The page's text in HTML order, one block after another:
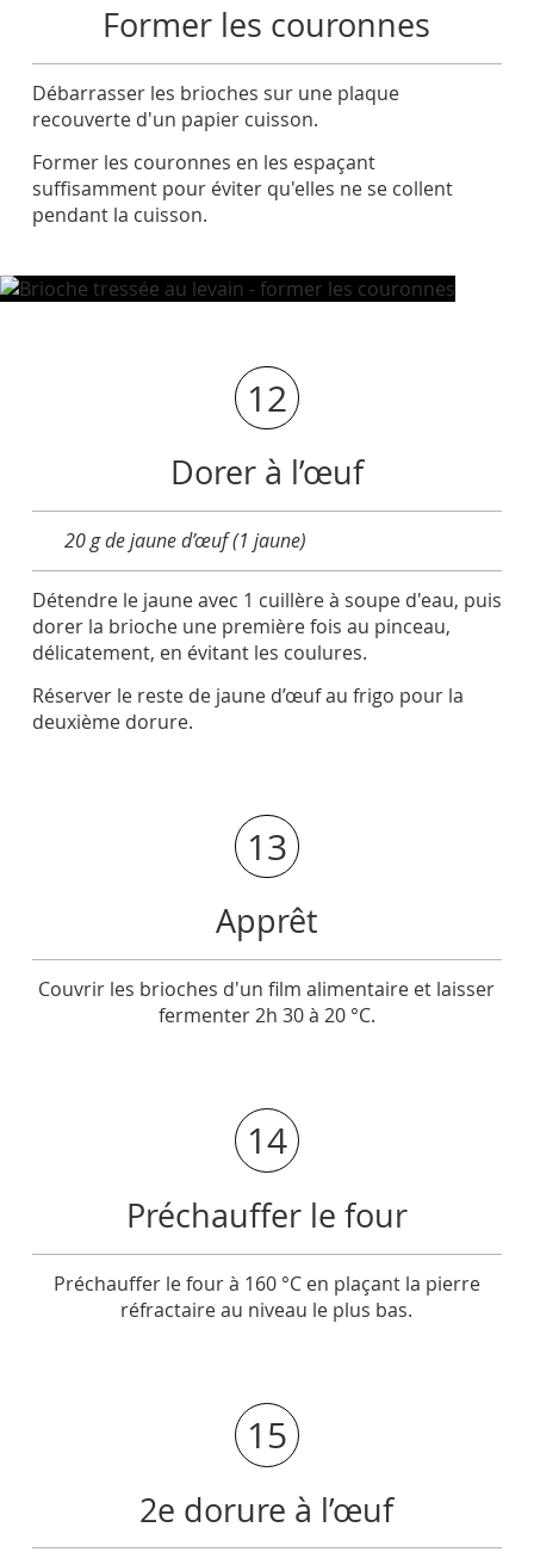
Former les couronnes
Débarrasser les brioches sur une plaque
recouverte d'un papier cuisson.
Former les couronnes en les espaçant
suffisamment pour éviter qu'elles ne se collent
pendant la cuisson.
12
Dorer à l’œuf
20 g de jaune d’œuf (1 jaune)
Détendre le jaune avec 1 cuillère à soupe d'eau, puis
dorer la brioche une première fois au pinceau,
délicatement, en évitant les coulures.
Réserver le reste de jaune d’œuf au frigo pour la
deuxième dorure.
13
Apprêt
Couvrir les brioches d'un film alimentaire et laisser
fermenter 2h 30 à 20 °C.
14
Préchauffer le four
Préchauffer le four à 160 °C en plaçant la pierre
réfractaire au niveau le plus bas.
15
2e dorure à l’œuf